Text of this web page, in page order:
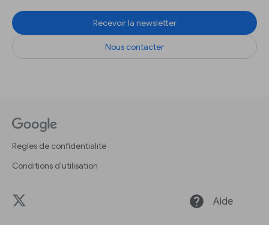
Recevoir la newsletter
Nous contacter
Règles de confidentialité
Conditions d'utilisation
help Aide